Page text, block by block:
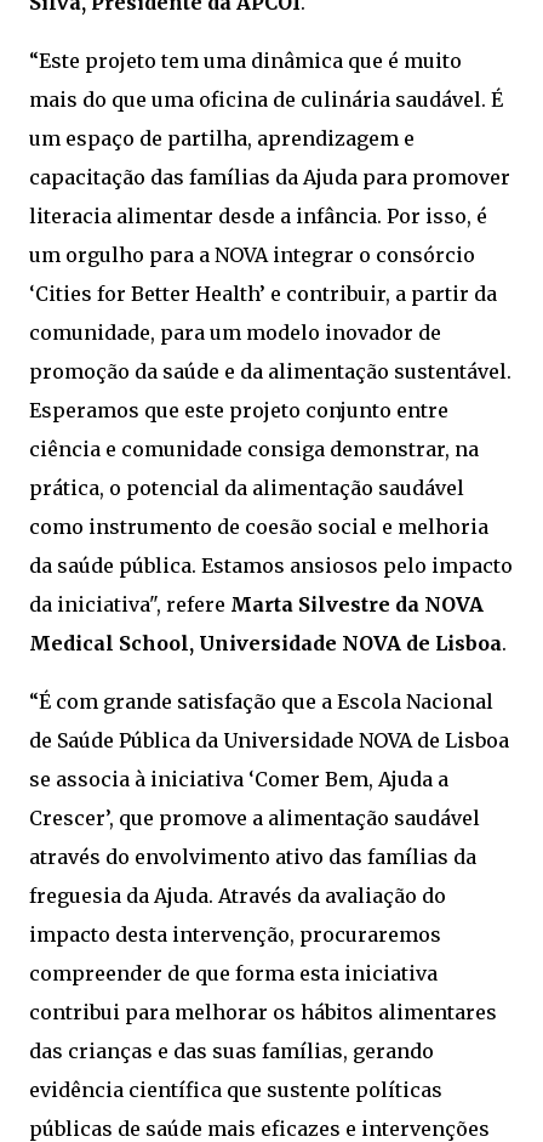
“Este projeto tem uma dinâmica que é muito
mais do que uma oficina de culinária saudável. É
um espaço de partilha, aprendizagem e
capacitação das famílias da Ajuda para promover
literacia alimentar desde a infância. Por isso, é
um orgulho para a NOVA integrar o consórcio
‘Cities for Better Health’ e contribuir, a partir da
comunidade, para um modelo inovador de
promoção da saúde e da alimentação sustentável.
Esperamos que este projeto conjunto entre
ciência e comunidade consiga demonstrar, na
prática, o potencial da alimentação saudável
como instrumento de coesão social e melhoria
da saúde pública. Estamos ansiosos pelo impacto
da iniciativa", refere Marta Silvestre da NOVA
Medical School, Universidade NOVA de Lisboa.
“É com grande satisfação que a Escola Nacional
de Saúde Pública da Universidade NOVA de Lisboa
se associa à iniciativa ‘Comer Bem, Ajuda a
Crescer’, que promove a alimentação saudável
através do envolvimento ativo das famílias da
freguesia da Ajuda. Através da avaliação do
impacto desta intervenção, procuraremos
compreender de que forma esta iniciativa
contribui para melhorar os hábitos alimentares
das crianças e das suas famílias, gerando
evidência científica que sustente políticas
públicas de saúde mais eficazes e intervenções